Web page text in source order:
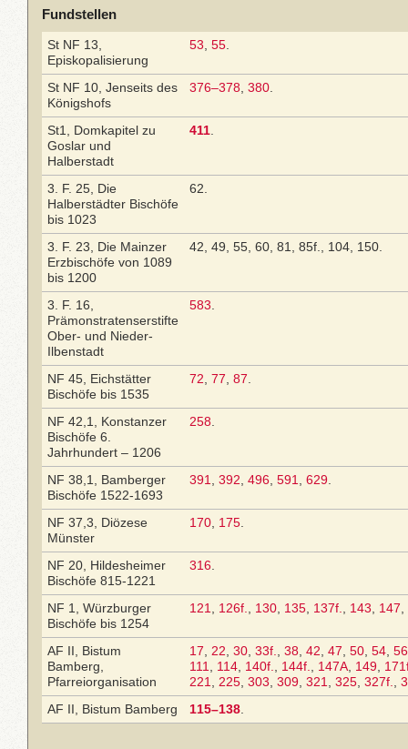
Fundstellen
St NF 13,
Episkopalisierung
53 55
St NF 10, Jenseits des
Königshofs
376–378 380
St1, Domkapitel zu
Goslar und
Halberstadt
411
3. F. 25, Die
Halberstädter Bischöfe
bis 1023
62.
3. F. 23, Die Mainzer
Erzbischöfe von 1089
bis 1200
42, 49, 55, 60, 81, 85f., 104, 150.
3. F. 16,
Prämonstratenserstifte
Ober- und Nieder-
Ilbenstadt
583
NF 45, Eichstätter
Bischöfe bis 1535
72 77 87
NF 42,1, Konstanzer
Bischöfe 6.
Jahrhundert – 1206
258
NF 38,1, Bamberger
Bischöfe 1522-1693
391 392 496 591 629
NF 37,3, Diözese
Münster
170 175
NF 20, Hildesheimer
Bischöfe 815-1221
316
NF 1, Würzburger
Bischöfe bis 1254
121 126f. 130 135 137f. 143 147
AF II, Bistum
Bamberg,
Pfarreiorganisation
17 22 30 33f. 38 42 47 50 54 56
111
114 140f. 144f. 147A 149
221
225 303 309 321 325 327f.
AF II, Bistum Bamberg
115–138